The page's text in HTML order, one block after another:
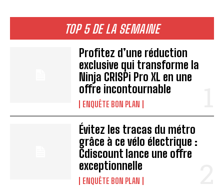
TOP 5 DE LA SEMAINE
Profitez d’une réduction
exclusive qui transforme la
Ninja CRISPi Pro XL en une
offre incontournable
ENQUÊTE BON PLAN
Évitez les tracas du métro
grâce à ce vélo électrique :
Cdiscount lance une offre
exceptionnelle
ENQUÊTE BON PLAN